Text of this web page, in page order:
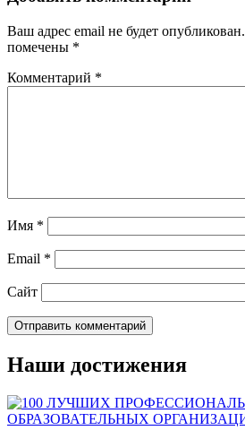
Ваш адрес email не будет опубликован.
помечены *
Комментарий *
Имя *
Email *
Сайт
Наши достижения